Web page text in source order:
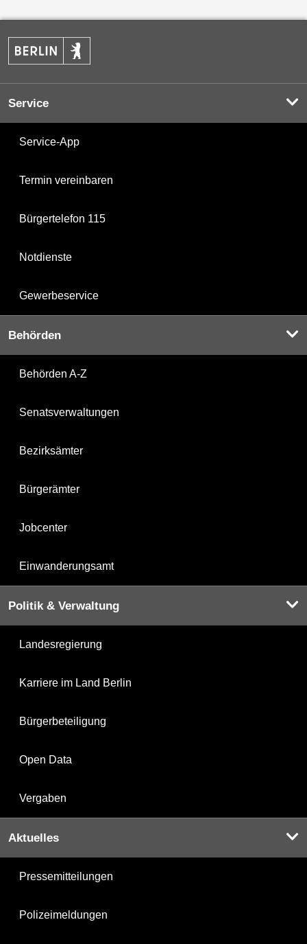
Service
Service-App
Termin vereinbaren
Bürgertelefon 115
Notdienste
Gewerbeservice
Behörden
Behörden A-Z
Senatsverwaltungen
Bezirksämter
Bürgerämter
Jobcenter
Einwanderungsamt
Politik & Verwaltung
Landesregierung
Karriere im Land Berlin
Bürgerbeteiligung
Open Data
Vergaben
Aktuelles
Pressemitteilungen
Polizeimeldungen